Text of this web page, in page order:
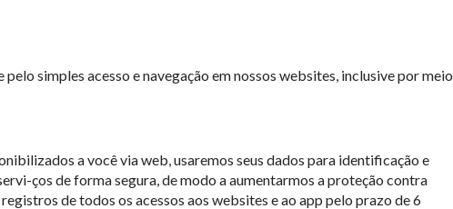
simples acesso e navegação em nossos websites, inclusive por meio
a você via web, usaremos seus dados para identificação e
ços de forma segura, de modo a aumentarmos a proteção contra
de todos os acessos aos websites e ao app pelo prazo de 6